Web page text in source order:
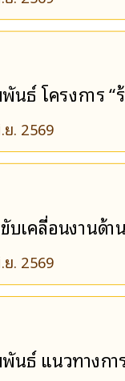
นธ์ โครงการ
. 2569
บเคลื่อนงานด้
. 2569
พันธ์ แนวทางก